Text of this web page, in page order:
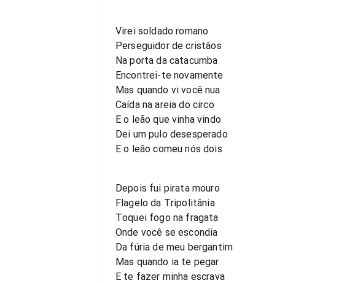
Virei soldado romano
Perseguidor de cristãos
Na porta da catacumba
Encontrei-te novamente
Mas quando vi você nua
Caída na areia do circo
E o leão que vinha vindo
Dei um pulo desesperado
E o leão comeu nós dois
Depois fui pirata mouro
Flagelo da Tripolitânia
Toquei fogo na fragata
Onde você se escondia
Da fúria de meu bergantim
Mas quando ia te pegar
E te fazer minha escrava